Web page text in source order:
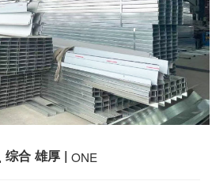
综合 雄厚 | ONE